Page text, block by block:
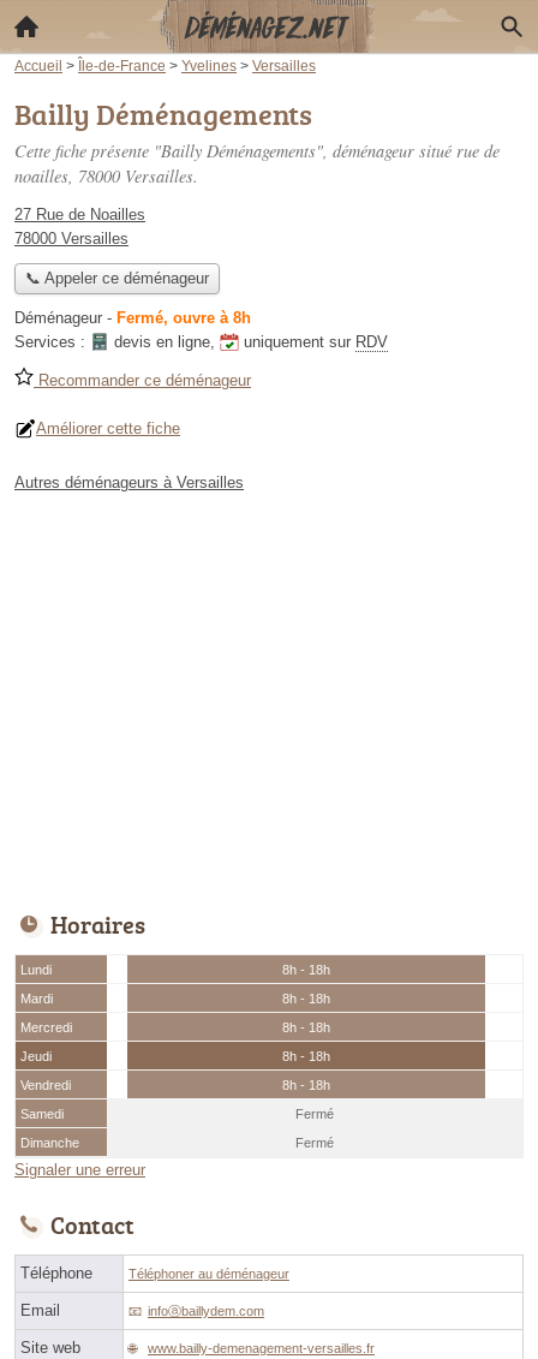
Accueil > Île-de-France > Yvelines > Versailles
Bailly Déménagements
Cette fiche présente "Bailly Déménagements", déménageur situé rue de
noailles, 78000 Versailles.
27 Rue de Noailles
78000 Versailles
📞 Appeler ce déménageur
Déménageur - Fermé, ouvre à 8h
Services :
devis en ligne, uniquement sur RDV
Recommander ce déménageur
Améliorer cette fiche
Autres déménageurs à Versailles
Horaires
Lundi
8h - 18h
Mardi
8h - 18h
Mercredi
8h - 18h
Jeudi
8h - 18h
Vendredi
8h - 18h
Samedi
Fermé
Dimanche
Fermé
Signaler une erreur
Contact
Téléphone Téléphoner au déménageur
Email infoⓐbaillydem.com
Site web www.bailly-demenagement-versailles.fr